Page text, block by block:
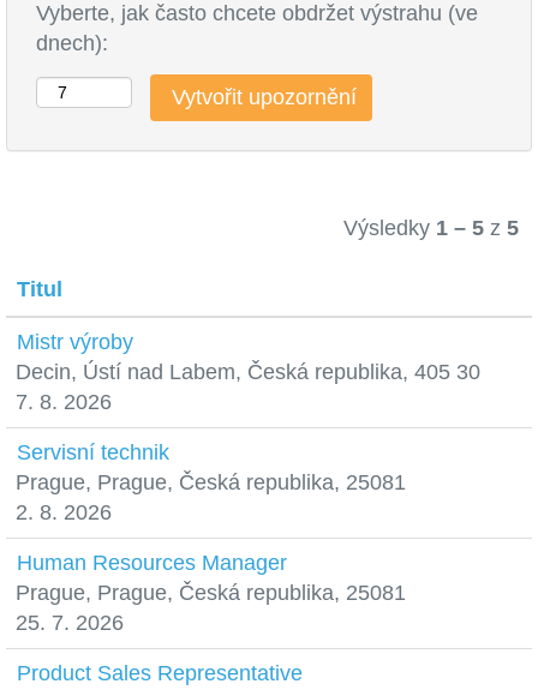
Vyberte, jak často chcete obdržet výstrahu (ve
dnech):
Výsledky 1 – 5 z 5
Titul
Mistr výroby
Decin, Ústí nad Labem, Česká republika, 405 30
7. 8. 2026
Servisní technik
Prague, Prague, Česká republika, 25081
2. 8. 2026
Human Resources Manager
Prague, Prague, Česká republika, 25081
25. 7. 2026
Product Sales Representative